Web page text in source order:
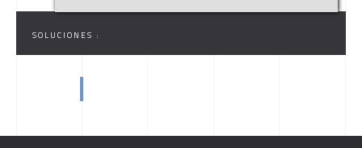
SOLUCIONES :